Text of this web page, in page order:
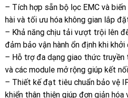
– Tích hợp sẵn bộ lọc EMC và
hài và tối ưu hóa không gian lắp
– Khả năng chịu tải vượt trội lên
đảm bảo vận hành ổn định khi
– Hỗ trợ đa dạng giao thức truyền
và các module mở rộng giúp kết
– Thiết kế đạt tiêu chuẩn bảo vệ
khiển thân thiện giúp đơn giản hóa